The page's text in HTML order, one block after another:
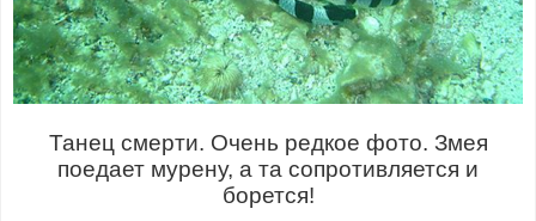
Танец смерти. Очень редкое фото. Змея
поедает мурену, а та сопротивляется и
борется!